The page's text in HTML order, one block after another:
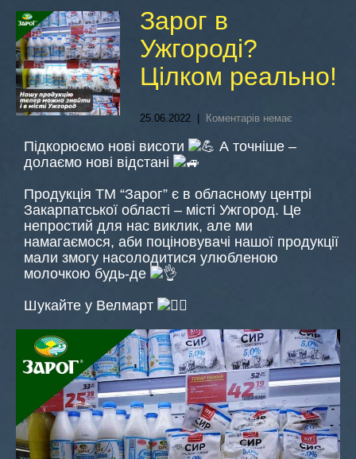
Зарог в
Ужгороді?
Цілком реально!
25.06.2022 Коментарів немає
Підкорюємо нові висоти
А точніше –
долаємо нові відстані
Продукція ТМ “Зарог” є в обласному центрі
Закарпатської області – місті Ужгород. Це
непростий для нас виклик, але ми
намагаємося, аби поціновувачі нашої продукції
мали змогу насолодитися улюбленою
молочкою будь-де
Шукайте у Велмарт